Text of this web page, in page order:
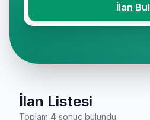
İlan Bul
İlan Listesi
Toplam 4 sonuç bulundu.